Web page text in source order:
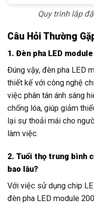
Quy trình lắp
Câu Hỏi Thường
1. Đèn pha LED
Đúng vậy, đèn pha LED
thiết kế với công nghệ
việc phân tán ánh sáng
chống lóa, giúp giảm
lại sự thoải mái cho
làm việc.
2. Tuổi thọ trung bình
bao lâu?
Với việc sử dụng chip
đèn pha LED module